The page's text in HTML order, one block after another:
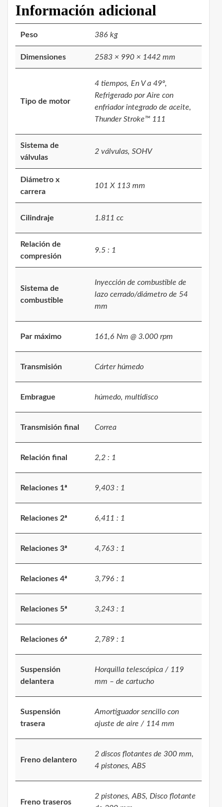
Información adicional
Peso 386 kg
Dimensiones 2583 × 990 × 1442 mm
Tipo de motor
4 tiempos, En V a 49º,
Refrigerado por Aire con
enfriador integrado de aceite,
Thunder Stroke™ 111
Sistema de
válvulas
2 válvulas, SOHV
Diámetro x
carrera
101 X 113 mm
Cilindraje 1.811 cc
Relación de
compresión
9.5 : 1
Sistema de
combustible
Inyección de combustible de
lazo cerrado/diámetro de 54
mm
Par máximo 161,6 Nm @ 3.000 rpm
Transmisión Cárter húmedo
Embrague húmedo, multidisco
Transmisión final Correa
Relación final 2,2 : 1
Relaciones 1ª 9,403 : 1
Relaciones 2ª 6,411 : 1
Relaciones 3ª 4,763 : 1
Relaciones 4ª 3,796 : 1
Relaciones 5ª 3,243 : 1
Relaciones 6ª 2,789 : 1
Suspensión
delantera
Horquilla telescópica / 119
mm – de cartucho
Suspensión
trasera
Amortiguador sencillo con
ajuste de aire / 114 mm
Freno delantero
2 discos flotantes de 300 mm,
4 pistones, ABS
Freno traseros
2 pistones, ABS, Disco flotante